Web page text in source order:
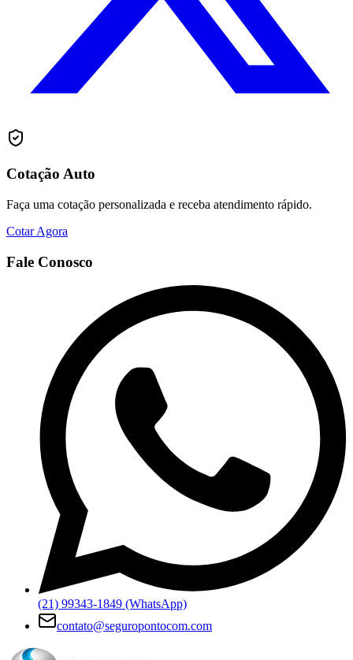
Cotação Auto
Faça uma cotação personalizada e receba atendimento rápido.
Cotar Agora
Fale Conosco
(21) 99343-1849 (WhatsApp)
contato@seguropontocom.com